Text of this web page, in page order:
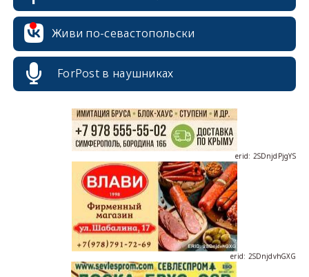
Живи по-севастопольски
ForPost в наушниках
erid: 2SDnjcrDNw6
erid: 2SDnjdPjgYS
erid: 2SDnjdvhGXG